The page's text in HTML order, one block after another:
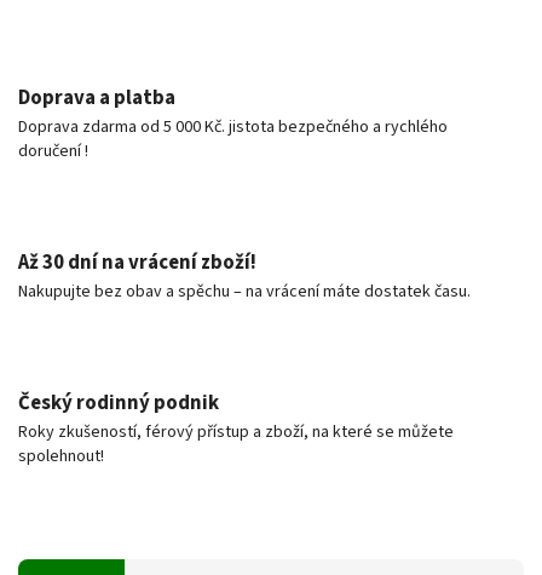
Doprava a platba
Doprava zdarma od 5 000 Kč. jistota bezpečného a rychlého
doručení !
Až 30 dní na vrácení zboží!
Nakupujte bez obav a spěchu – na vrácení máte dostatek času.
Český rodinný podnik
Roky zkušeností, férový přístup a zboží, na které se můžete
spolehnout!